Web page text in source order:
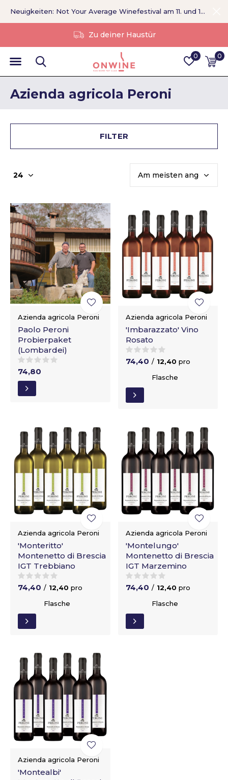
0 0
Ohne Vermittler
Neuigkeiten: Not Your Average Winefestival am 11. und 12. September >
Azienda agricola Peroni
FILTER
Azienda agricola Peroni
Paolo Peroni
Probierpaket
(Lombardei)
74,80
Azienda agricola Peroni
'Imbarazzato' Vino
Rosato
74,40 / 12,40 pro
Flasche
Azienda agricola Peroni
'Monteritto'
Montenetto di Brescia
IGT Trebbiano
74,40 / 12,40 pro
Flasche
Azienda agricola Peroni
'Montelungo'
Montenetto di Brescia
IGT Marzemino
74,40 / 12,40 pro
Flasche
Azienda agricola Peroni
'Montealbi'